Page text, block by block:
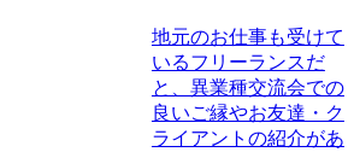
地元のお仕事も受けて
いるフリーランスだ
と、異業種交流会での
良いご縁やお友達・ク
ライアントの紹介があ